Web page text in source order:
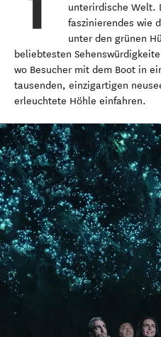
unterirdische Welt.
faszinierendes wie
unter den grünen
beliebtesten
wo Besucher mit dem Boot in
tausenden, einzigartigen
erleuchtete Höhle einfahren.